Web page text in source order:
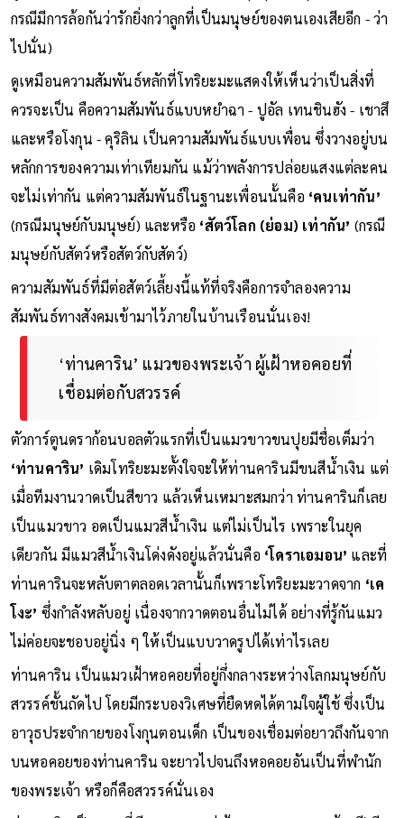
กรณีมีการล้อกันว่ารักยิ่งกว่าลูกที่เป็นมนุษย์ของตนเองเสียอีก - ว่า
ไปนั่น)
ดูเหมือนความสัมพันธ์หลักที่โทริยะมะแสดงให้เห็นว่าเป็นสิ่งที่
ควรจะเป็น คือความสัมพันธ์แบบหยำฉา - ปูอัล เทนชินฮัง - เชาสึ
และหรือโงกุน - คุริลิน เป็นความสัมพันธ์แบบเพื่อน ซึ่งวางอยู่บน
หลักการของความเท่าเทียมกัน แม้ว่าพลังการปล่อยแสงแต่ละคน
จะไม่เท่ากัน แต่ความสัมพันธ์ในฐานะเพื่อนนั้นคือ ‘คนเท่ากัน’
(กรณีมนุษย์กับมนุษย์) และหรือ ‘สัตว์โลก (ย่อม) เท่ากัน’ (กรณี
มนุษย์กับสัตว์หรือสัตว์กับสัตว์)
ความสัมพันธ์ที่มีต่อสัตว์เลี้ยงนี้แท้ที่จริงคือการจำลองความ
สัมพันธ์ทางสังคมเข้ามาไว้ภายในบ้านเรือนนั่นเอง!
‘ท่านคาริน’ แมวของพระเจ้า ผู้เฝ้าหอคอยที่
เชื่อมต่อกับสวรรค์
ตัวการ์ตูนดราก้อนบอลตัวแรกที่เป็นแมวขาวขนปุยมีชื่อเต็มว่า
‘ท่านคาริน’ เดิมโทริยะมะตั้งใจจะให้ท่านคารินมีขนสีน้ำเงิน แต่
เมื่อทีมงานวาดเป็นสีขาว แล้วเห็นเหมาะสมกว่า ท่านคารินก็เลย
เป็นแมวขาว อดเป็นแมวสีน้ำเงิน แต่ไม่เป็นไร เพราะในยุค
เดียวกัน มีแมวสีน้ำเงินโด่งดังอยู่แล้วนั่นคือ ‘โดราเอมอน’ และที่
ท่านคารินจะหลับตาตลอดเวลานั้นก็เพราะโทริยะมะวาดจาก ‘เค
โงะ’ ซึ่งกำลังหลับอยู่ เนื่องจากวาดตอนอื่นไม่ได้ อย่างที่รู้กันแมว
ไม่ค่อยจะชอบอยู่นิ่ง ๆ ให้เป็นแบบวาดรูปได้เท่าไรเลย
ท่านคาริน เป็นแมวเฝ้าหอคอยที่อยู่กึ่งกลางระหว่างโลกมนุษย์กับ
สวรรค์ชั้นถัดไป โดยมีกระบองวิเศษที่ยืดหดได้ตามใจผู้ใช้ ซึ่งเป็น
อาวุธประจำกายของโงกุนตอนเด็ก เป็นของเชื่อมต่อยาวถึงกันจาก
บนหอคอยของท่านคาริน จะยาวไปจนถึงหอคอยอันเป็นที่พำนัก
ของพระเจ้า หรือก็คือสวรรค์นั่นเอง